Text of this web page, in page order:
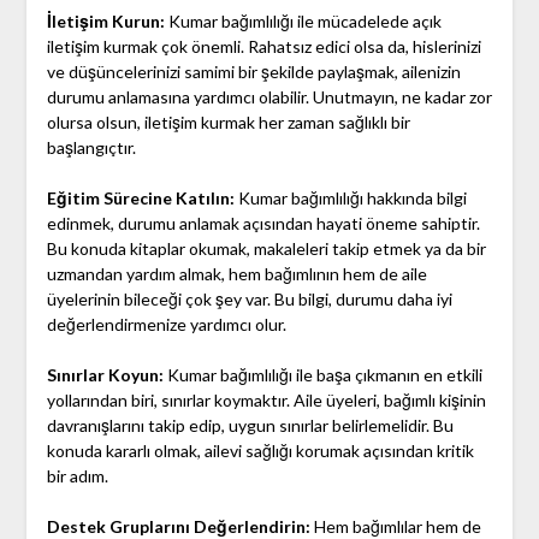
İletişim Kurun: Kumar bağımlılığı ile mücadelede açık
iletişim kurmak çok önemli. Rahatsız edici olsa da, hislerinizi
ve düşüncelerinizi samimi bir şekilde paylaşmak, ailenizin
durumu anlamasına yardımcı olabilir. Unutmayın, ne kadar zor
olursa olsun, iletişim kurmak her zaman sağlıklı bir
başlangıçtır.
Eğitim Sürecine Katılın: Kumar bağımlılığı hakkında bilgi
edinmek, durumu anlamak açısından hayati öneme sahiptir.
Bu konuda kitaplar okumak, makaleleri takip etmek ya da bir
uzmandan yardım almak, hem bağımlının hem de aile
üyelerinin bileceği çok şey var. Bu bilgi, durumu daha iyi
değerlendirmenize yardımcı olur.
Sınırlar Koyun: Kumar bağımlılığı ile başa çıkmanın en etkili
yollarından biri, sınırlar koymaktır. Aile üyeleri, bağımlı kişinin
davranışlarını takip edip, uygun sınırlar belirlemelidir. Bu
konuda kararlı olmak, ailevi sağlığı korumak açısından kritik
bir adım.
Destek Gruplarını Değerlendirin: Hem bağımlılar hem de